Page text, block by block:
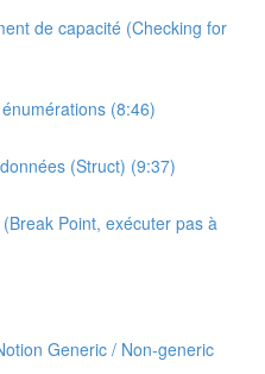
de capacité (Checking for
(8:46)
(Struct) (9:37)
Point, exécuter pas à
Generic / Non-generic